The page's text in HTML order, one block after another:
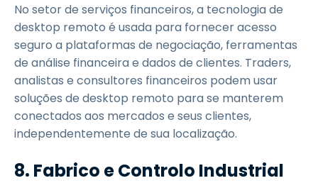
No setor de serviços financeiros, a tecnologia de
desktop remoto é usada para fornecer acesso
seguro a plataformas de negociação, ferramentas
de análise financeira e dados de clientes. Traders,
analistas e consultores financeiros podem usar
soluções de desktop remoto para se manterem
conectados aos mercados e seus clientes,
independentemente de sua localização.
8. Fabrico e Controlo Industrial